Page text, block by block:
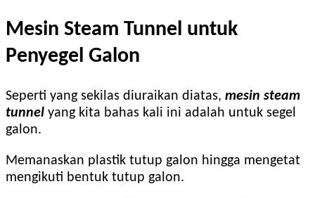
Mesin Steam Tunnel untuk
Penyegel Galon
Seperti yang sekilas diuraikan diatas, mesin steam
tunnel yang kita bahas kali ini adalah untuk segel
galon.
Memanaskan plastik tutup galon hingga mengetat
mengikuti bentuk tutup galon.